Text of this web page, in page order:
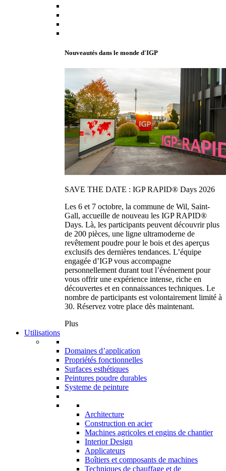
Nouveautés dans le monde d'IGP
SAVE THE DATE : IGP RAPID® Days 2026
Les 6 et 7 octobre, la commune de Wil, Saint-
Gall, accueille de nouveau les IGP RAPID®
Days. Là, les participants peuvent découvrir plus
de 200 pièces, une ligne ultramoderne de
revêtement poudre pour le bois et des aperçus
exclusifs des dernières tendances. L’équipe
engagée d’IGP vous accompagne
personnellement durant tout l’événement pour
vous offrir une expérience intense, riche en
découvertes et en connaissances techniques. Le
nombre de participants est volontairement limité à
30. Réservez votre place dès maintenant.
Plus
Utilisations
Domaines d’application
Propriétés fonctionnelles
Surfaces esthétiques
Peintures poudre durables
Systeme de peinture
Architecture
Construction en acier
Machines agricoles et engins de chantier
Interior Design
Applicateurs
Boîtiers et composants de machines
Techniques de chauffage et de